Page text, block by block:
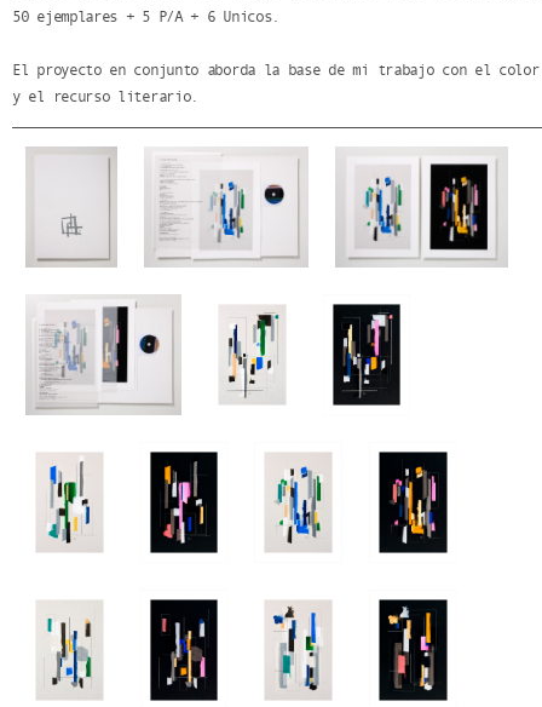
50 ejemplares + 5 P/A + 6 Unicos.
El proyecto en conjunto aborda la base de mi trabajo con el color
y el recurso literario.